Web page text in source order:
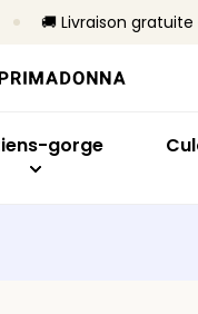
🚚 Livraison gratuite
Primadonna Twist
Sport
gorge
armatures